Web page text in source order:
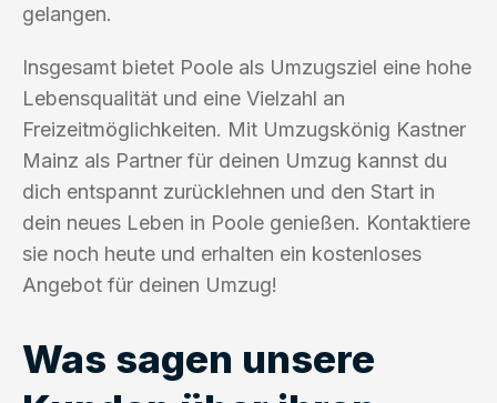
gelangen.
Insgesamt bietet Poole als Umzugsziel eine hohe
Lebensqualität und eine Vielzahl an
Freizeitmöglichkeiten. Mit Umzugskönig Kastner
Mainz als Partner für deinen Umzug kannst du
dich entspannt zurücklehnen und den Start in
dein neues Leben in Poole genießen. Kontaktiere
sie noch heute und erhalten ein kostenloses
Angebot für deinen Umzug!
Was sagen unsere